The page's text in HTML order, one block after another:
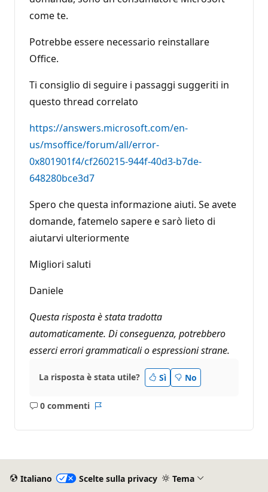
come te.
Potrebbe essere necessario reinstallare
Office.
Ti consiglio di seguire i passaggi suggeriti in
questo thread correlato
https://answers.microsoft.com/en-
us/msoffice/forum/all/error-
0x801901f4/cf260215-944f-40d3-b7de-
648280bce3d7
Spero che questa informazione aiuti. Se avete
domande, fatemelo sapere e sarò lieto di
aiutarvi ulteriormente
Migliori saluti
Daniele
Questa risposta è stata tradotta
automaticamente. Di conseguenza, potrebbero
esserci errori grammaticali o espressioni strane.
La risposta è stata utile? Sì No
0 commenti
Nessun
Italiano Scelte sulla privacy Tema